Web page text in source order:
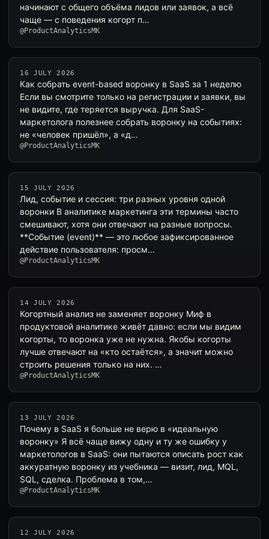
начинают с общего объёма лидов или заявок, а всё
чаще — с поведения когорт п…
@ProductAnalyticsMK
16 JULY 2026
Как собрать event-based воронку в SaaS за 1 неделю
Если вы смотрите только на регистрации и заявки, вы
не видите, где теряется выручка. Для SaaS-
маркетолога полезнее собрать воронку на событиях:
не «человек пришёл», а «д…
@ProductAnalyticsMK
15 JULY 2026
Лид, событие и сессия: три разных уровня одной
воронки В аналитике маркетинга эти термины часто
смешивают, хотя они отвечают на разные вопросы.
**Событие (event)** — это любое зафиксированное
действие пользователя: просм…
@ProductAnalyticsMK
14 JULY 2026
Когортный анализ не заменяет воронку Миф в
продуктовой аналитике живёт давно: если мы видим
когорты, то воронка уже не нужна. Якобы когорты
лучше отвечают на «кто остаётся», а значит можно
строить решения только на них. …
@ProductAnalyticsMK
13 JULY 2026
Почему в SaaS я больше не верю в «идеальную
воронку» Я всё чаще вижу одну и ту же ошибку у
маркетологов в SaaS: они пытаются описать рост как
аккуратную воронку из учебника — визит, лид, MQL,
SQL, сделка. Проблема в том,…
@ProductAnalyticsMK
12 JULY 2026